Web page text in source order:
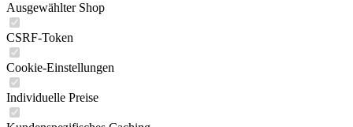
Ausgewählter Shop
CSRF-Token
Cookie-Einstellungen
Individuelle Preise